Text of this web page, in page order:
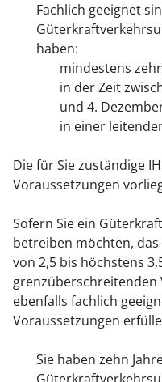
Fachlich geeignet
haben:
mindestens
in der Zeit
und 4.
in einer
Die für Sie zuständige
Voraussetzungen
Sofern Sie ein
betreiben möchten,
von 2,5 bis höchstens
grenzüberschreitenden
ebenfalls fachlich
Voraussetzungen
Sie haben zehn